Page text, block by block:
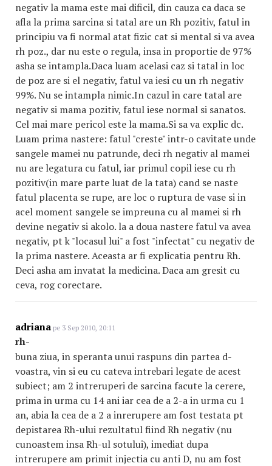
negativ la mama este mai dificil, din cauza ca daca se
afla la prima sarcina si tatal are un Rh pozitiv, fatul in
principiu va fi normal atat fizic cat si mental si va avea
rh poz., dar nu este o regula, insa in proportie de 97%
asha se intampla.Daca luam acelasi caz si tatal in loc
de poz are si el negativ, fatul va iesi cu un rh negativ
99%. Nu se intampla nimic.In cazul in care tatal are
negativ si mama pozitiv, fatul iese normal si sanatos.
Cel mai mare pericol este la mama.Si sa va explic dc.
Luam prima nastere: fatul "creste" intr-o cavitate unde
sangele mamei nu patrunde, deci rh negativ al mamei
nu are legatura cu fatul, iar primul copil iese cu rh
pozitiv(in mare parte luat de la tata) cand se naste
fatul placenta se rupe, are loc o ruptura de vase si in
acel moment sangele se impreuna cu al mamei si rh
devine negativ si akolo. la a doua nastere fatul va avea
negativ, pt k "locasul lui" a fost "infectat" cu negativ de
la prima nastere. Aceasta ar fi explicatia pentru Rh.
Deci asha am invatat la medicina. Daca am gresit cu
ceva, rog corectare.
adriana pe 3 Sep 2010, 20:11
rh-
buna ziua, in speranta unui raspuns din partea d-
voastra, vin si eu cu cateva intrebari legate de acest
subiect; am 2 intreruperi de sarcina facute la cerere,
prima in urma cu 14 ani iar cea de a 2-a in urma cu 1
an, abia la cea de a 2 a inrerupere am fost testata pt
depistarea Rh-ului rezultatul fiind Rh negativ (nu
cunoastem insa Rh-ul sotului), imediat dupa
intrerupere am primit injectia cu anti D, nu am fost